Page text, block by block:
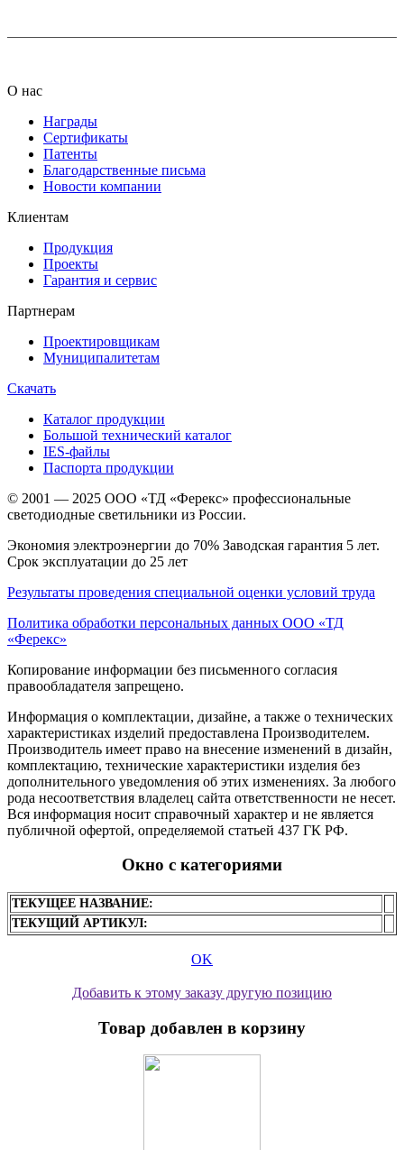
О нас
Награды
Сертификаты
Патенты
Благодарственные письма
Новости компании
Клиентам
Продукция
Проекты
Гарантия и сервис
Партнерам
Проектировщикам
Муниципалитетам
Скачать
Каталог продукции
Большой технический каталог
IES-файлы
Паспорта продукции
© 2001 — 2025 ООО «ТД «Ферекс» профессиональные
светодиодные светильники из России.
Экономия электроэнергии до 70% Заводская гарантия 5 лет.
Срок эксплуатации до 25 лет
Результаты проведения специальной оценки условий труда
Политика обработки персональных данных ООО «ТД
«Ферекс»
Копирование информации без письменного согласия
правообладателя запрещено.
Информация о комплектации, дизайне, а также о технических
характеристиках изделий предоставлена Производителем.
Производитель имеет право на внесение изменений в дизайн,
комплектацию, технические характеристики изделия без
дополнительного уведомления об этих изменениях. За любого
рода несоответствия владелец сайта ответственности не несет.
Вся информация носит справочный характер и не является
публичной офертой, определяемой статьей 437 ГК РФ.
Окно с категориями
ТЕКУЩЕЕ НАЗВАНИЕ:
ТЕКУЩИЙ АРТИКУЛ:
OK
Добавить к этому заказу другую позицию
Товар добавлен в корзину